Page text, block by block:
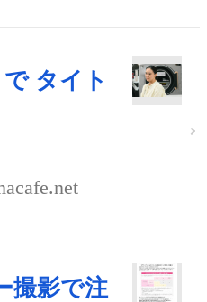
タイト
撮影で注